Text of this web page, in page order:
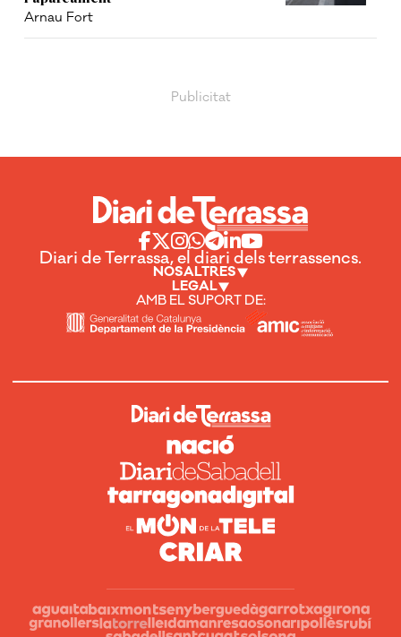
Arnau Fort
Diari de Terrassa, el diari dels terrassencs.
NOSALTRES
LEGAL
AMB EL SUPORT DE: